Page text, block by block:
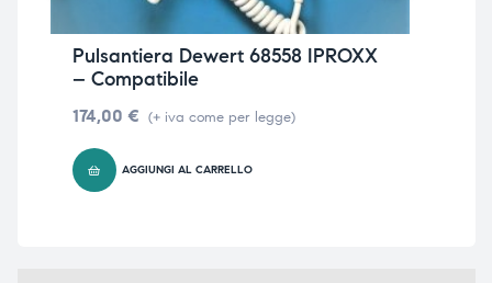
Pulsantiera Dewert 68558 IPROXX
– Compatibile
174,00 € (+ iva come per legge)
AGGIUNGI AL CARRELLO